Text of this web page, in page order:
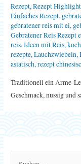
Rezept,Rezept Highlight
Einfaches Rezept,
gebratener reis mit ei,
Gebratener Reis Rezept
reis,Ideen mit Reis,
rezepte,Lauchzwiebeln,
asiatisch,rezept
Traditionell ein Arme-
Geschmack, nussig und